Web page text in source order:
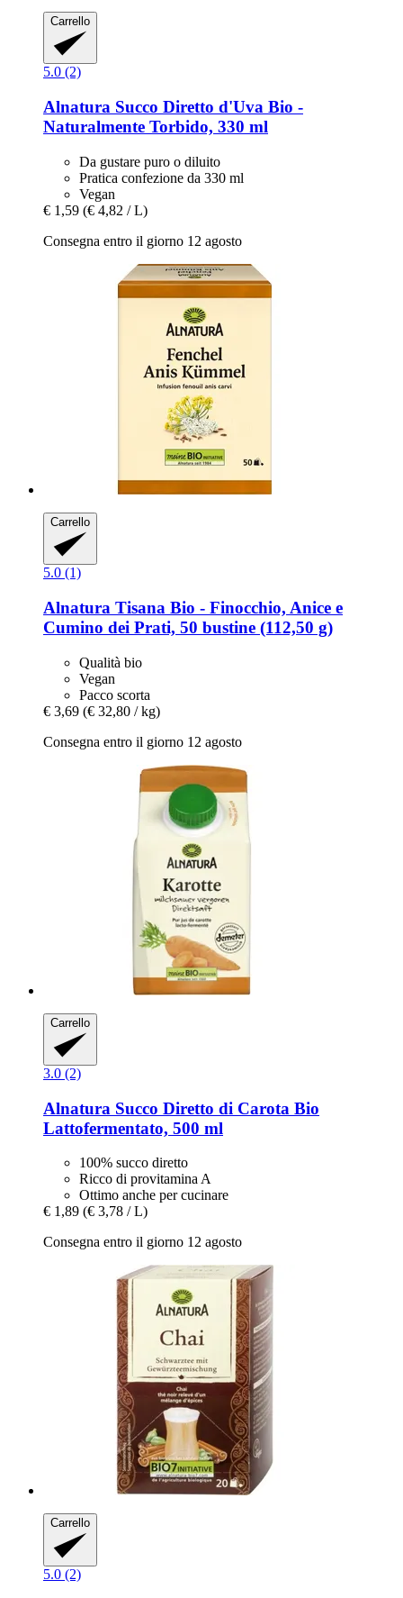
Carrello
5.0 (2)
Alnatura Succo Diretto d'Uva Bio -​
Naturalmente Torbido, 330 ml
Da gustare puro o diluito
Pratica confezione da 330 ml
Vegan
€ 1,59 (€ 4,82 / L)
Consegna entro il giorno 12 agosto
Carrello
5.0 (1)
Alnatura Tisana Bio -​ Finocchio, Anice e
Cumino dei Prati, 50 bustine (112,50 g)
Qualità bio
Vegan
Pacco scorta
€ 3,69 (€ 32,80 / kg)
Consegna entro il giorno 12 agosto
Carrello
3.0 (2)
Alnatura Succo Diretto di Carota Bio
Lattofermentato, 500 ml
100% succo diretto
Ricco di provitamina A
Ottimo anche per cucinare
€ 1,89 (€ 3,78 / L)
Consegna entro il giorno 12 agosto
Carrello
5.0 (2)